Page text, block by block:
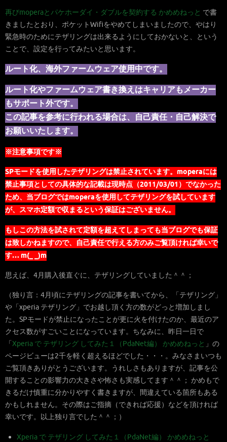
再びmoperaとパケホーダイ・ダブルを契約する かめめねっと で書
きましたとおり、ポケットWifiをやめてしまいましたので、やはり
緊急時のためにテザリングは出来るようにしておかないと、という
ことで、設定を行ってみたいと思います。
ルート化、海外ファームウェア使用中です。
ルート化やファームウェア書き換えはキャリアもメーカー
もサポート外です。
この記事を参考に行われる場合は、自己責任・自己解決で
お願いいたします。
※注意事項です※
SPモードを使用したテザリングは禁止されています。 moperaには
禁止事項としての具体的な記載は現時点（2011/03/01）でなかった
ため、当ブログではmoperaを使用してテザリングを試しています
が、スマホ定額で収まるという保証はございません。
もしこの方法を試されて定額を超えてしまっても当ブログでも保証
は致しかねますので、自己責任で行える方のみご覧頂ければ幸いで
す… m(_ _)m
思えば、4月購入後直ぐに、テザリングしていました＾＾；
（独り言：4月頃にテザリングの記事を書いてから、「テザリング」
や「xperia テザリング」でお越し頂く方の数がどっと増加しまし
た。SPモードが禁止になったことが更に火を付けたのか、最近のア
クセス数がすごいことになっています。ちなみに、昨日一日で
「Xperia で テザリング してみた１（PdaNet編） かめめねっと 」の
ページビューは2千を軽く超えるほどでした・・・。みなさまいつも
ご覧頂きありがとうございます。うれしさもありますが、記事を公
開することの影響力の大きさや怖さも実感してます＾＾； かめもで
きるだけ慎重に分かりやすく書きますが、間違えている箇所もある
かもしれません。その際はご指摘（できれば応援）などを頂ければ
幸いです。以上独り言でした＾＾；）
Xperia で テザリング してみた１（PdaNet編） かめめねっと